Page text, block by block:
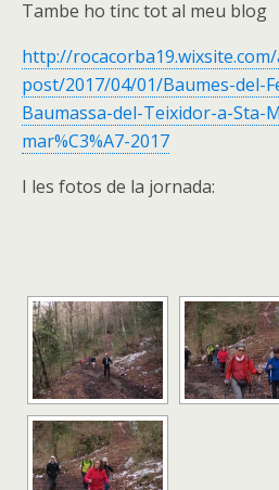
Tambe ho tinc tot al meu blog
http://
post/2017/04/01/Baumes-del-
Baumassa-del-Teixidor-a-Sta-
mar%C3%A7-2017
I les fotos de la jornada: